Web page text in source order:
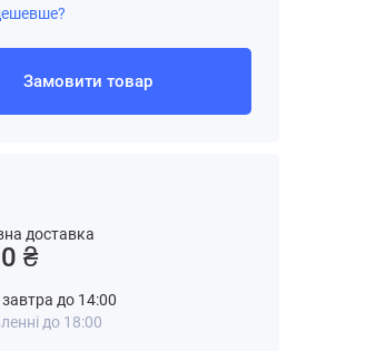
Замовити товар
доставка
₴
до 14:00
до 18:00